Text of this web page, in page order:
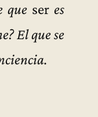
que seres
El que se